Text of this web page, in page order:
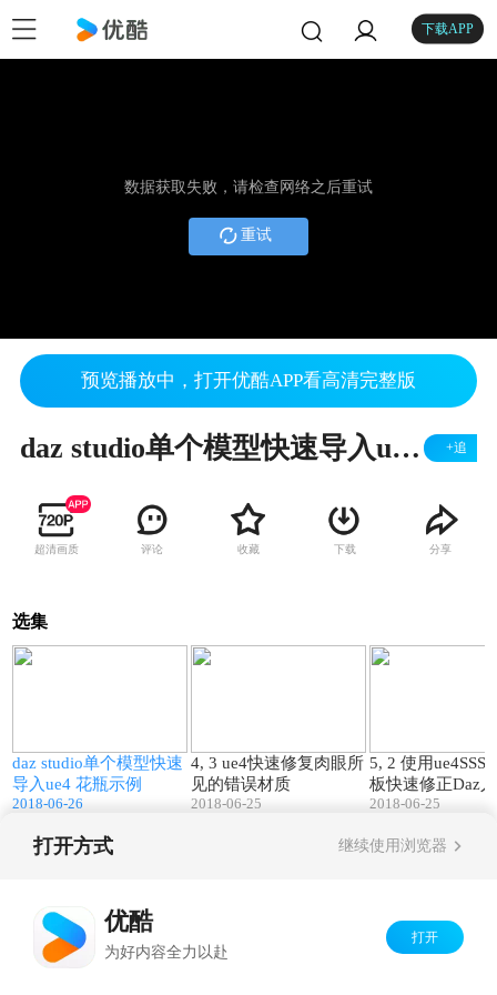
下载APP
数据获取失败，请检查网络之后重试
重试
预览播放中，打开优酷APP看高清完整版
daz studio单个模型快速导入ue4 花瓶示例 +追
超清画质 评论 收藏 下载 分享
选集
daz studio单个模型快速
导入ue4 花瓶示例
2018-06-26
4, 3 ue4快速修复肉眼所
见的错误材质
2018-06-25
5, 2 使用ue4SSS
板快速修正Daz
型皮肤材质
2018-06-25
打开方式 继续使用浏览器
优酷
为好内容全力以赴
打开